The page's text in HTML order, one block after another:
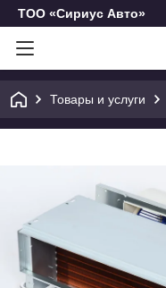
ТОО «Сириус Авто»
Товары и услуги